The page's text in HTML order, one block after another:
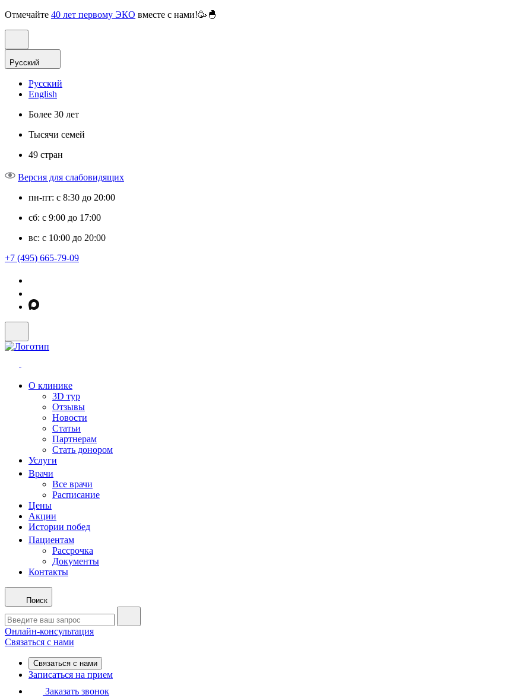
Отмечайте 40 лет первому ЭКО вместе с нами!🥳🐣
Русский
Русский
English
Более 30 лет
Тысячи семей
49 стран
Версия для слабовидящих
пн-пт: с 8:30 до 20:00
сб: с 9:00 до 17:00
вс: с 10:00 до 20:00
+7 (495) 665-79-09
О клинике
3D тур
Отзывы
Новости
Статьи
Партнерам
Стать донором
Услуги
Врачи
Все врачи
Расписание
Цены
Акции
Истории побед
Пациентам
Рассрочка
Документы
Контакты
Поиск
Онлайн-консультация
Связаться с нами
Связаться с нами
Записаться на прием
Заказать звонок